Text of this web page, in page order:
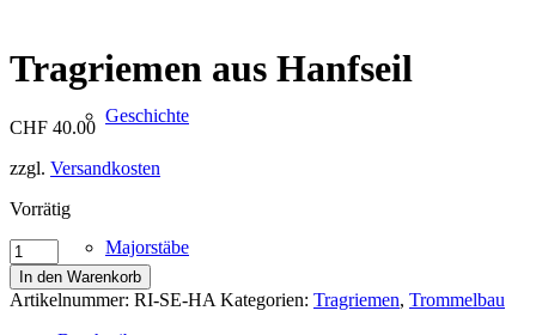
Geschichte
Majorstäbe
Tragriemen aus Hanfseil
CHF 40.00
zzgl. Versandkosten
Vorrätig
Tragriemen
aus
Hanfseil
Menge
In den Warenkorb
Artikelnummer: RI-SE-HA Kategorien: Tragriemen, Trommelbau